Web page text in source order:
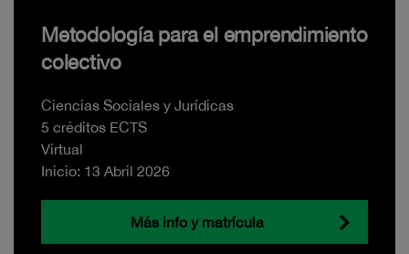
Metodología para el emprendimiento
colectivo
Ciencias Sociales y Jurídicas
5 créditos ECTS
Virtual
Inicio: 13 Abril 2026
Más info y matrícula